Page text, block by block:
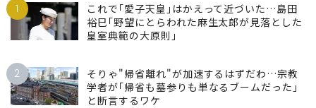
1
これで｢愛子天皇｣はかえって近づいた…島田
裕巳｢野望にとらわれた麻生太郎が見落とした
皇室典範の大原則｣
2
そりゃ"帰省離れ"が加速するはずだわ…宗教
学者が｢帰省も墓参りも単なるブームだった｣
と断言するワケ